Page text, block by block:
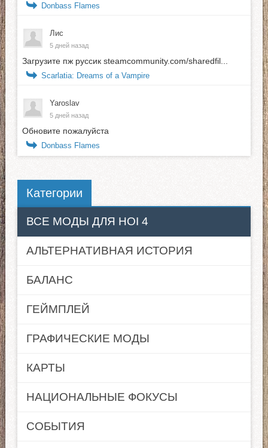
Donbass Flames
Лис
5 дней назад
Загрузите пж руссик steamcommunity.com/sharedfil...
Scarlatia: Dreams of a Vampire
Yaroslav
5 дней назад
Обновите пожалуйста
Donbass Flames
Категории
ВСЕ МОДЫ ДЛЯ HOI 4
АЛЬТЕРНАТИВНАЯ ИСТОРИЯ
БАЛАНС
ГЕЙМПЛЕЙ
ГРАФИЧЕСКИЕ МОДЫ
КАРТЫ
НАЦИОНАЛЬНЫЕ ФОКУСЫ
СОБЫТИЯ